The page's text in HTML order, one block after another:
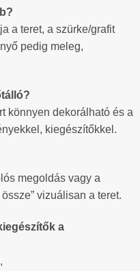
a teret, a szürke/grafit
pedig meleg,
könnyen dekorálható és a
kiegészítőkkel.
megoldás vagy a
vizuálisan a teret.
a